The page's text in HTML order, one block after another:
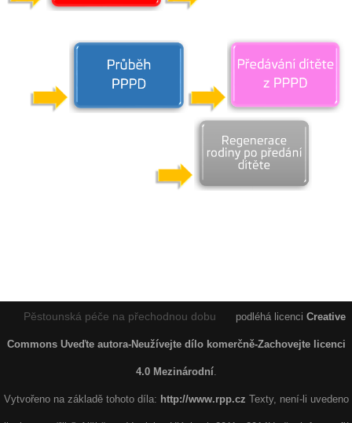
Pěstounská péče na přechodnou dobu podléhá licenci Creative
Commons Uveďte autora-Neužívejte dílo komerčně-Zachovejte licenci
4.0 Mezinárodní.
Vytvořeno na základě tohoto díla: http://www.rpp.cz Texty, není-li uvedeno